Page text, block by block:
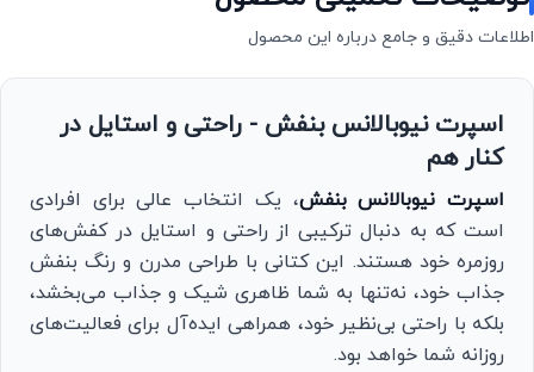
اطلاعات دقیق و جامع درباره این محصول
اسپرت نیوبالانس بنفش - راحتی و استایل در
کنار هم
اسپرت نیوبالانس بنفش، یک انتخاب عالی برای افرادی
است که به دنبال ترکیبی از راحتی و استایل در کفش‌های
روزمره خود هستند. این کتانی با طراحی مدرن و رنگ بنفش
جذاب خود، نه‌تنها به شما ظاهری شیک و جذاب می‌بخشد،
بلکه با راحتی بی‌نظیر خود، همراهی ایده‌آل برای فعالیت‌های
روزانه شما خواهد بود.